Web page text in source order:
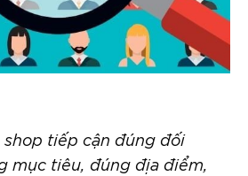
tiếp cận đúng đối
mục tiêu, đúng địa điểm,